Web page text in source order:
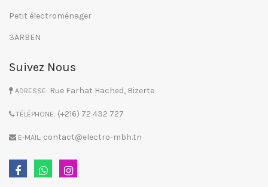
Petit électroménager
3ARBEN
Suivez Nous
ADRESSE: Rue Farhat Hached, Bizerte
TÉLÉPHONE: (+216) 72 432 727
E-MAIL: contact@electro-mbh.tn